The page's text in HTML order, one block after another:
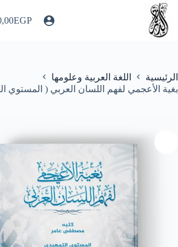
التجاوز
المحتوى
عربة
EGP
الرئيسية
اللغة العربية وعلومها
بغية الأعجمي لفهم اللسان العربي ( المستوي